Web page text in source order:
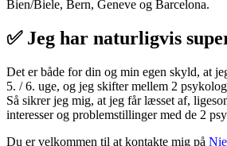
Bien/Biele, Bern, Geneve og Barcelona.
✅ Jeg har naturligvis
Det er både for din og min egen skyld, at
5. / 6. uge, og jeg skifter mellem 2
Så sikrer jeg mig, at jeg får læsset af,
interesser og problemstillinger med de 2
Du er velkommen til at kontakte mig på